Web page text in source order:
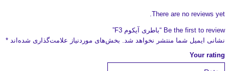
There are no reviews yet.
Be the first to review “باطری آیکوم F3”
نشانی ایمیل شما منتشر نخواهد شد.
بخش‌های موردنیاز علامت‌گذاری شده‌اند *
Your rating